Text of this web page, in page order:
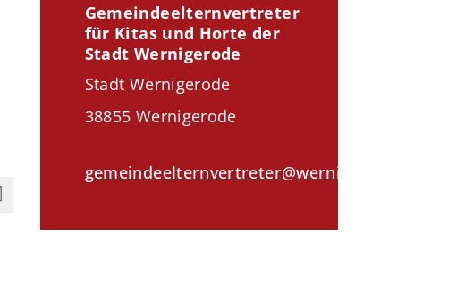
Gemeindeelternvertreter
für Kitas und Horte der
Stadt Wernigerode
Stadt Wernigerode
38855 Wernigerode
gemeindeelternvertreter@wernigerode.de